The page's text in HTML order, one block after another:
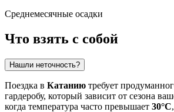
Среднемесячные осадки
Что взять с собой
Нашли неточность?
Поездка в Катанию требует
гардеробу, который зависит от сезона
когда температура часто превышает 30°C